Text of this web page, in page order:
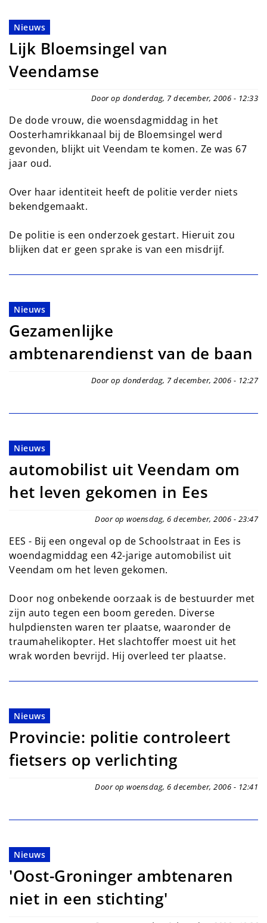
Nieuws
Lijk Bloemsingel van
Veendamse
Door op donderdag, 7 december, 2006 - 12:33
De dode vrouw, die woensdagmiddag in het
Oosterhamrikkanaal bij de Bloemsingel werd
gevonden, blijkt uit Veendam te komen. Ze was 67
jaar oud.
Over haar identiteit heeft de politie verder niets
bekendgemaakt.
De politie is een onderzoek gestart. Hieruit zou
blijken dat er geen sprake is van een misdrijf.
Nieuws
Gezamenlijke
ambtenarendienst van de baan
Door op donderdag, 7 december, 2006 - 12:27
Nieuws
automobilist uit Veendam om
het leven gekomen in Ees
Door op woensdag, 6 december, 2006 - 23:47
EES - Bij een ongeval op de Schoolstraat in Ees is
woendagmiddag een 42-jarige automobilist uit
Veendam om het leven gekomen.
Door nog onbekende oorzaak is de bestuurder met
zijn auto tegen een boom gereden. Diverse
hulpdiensten waren ter plaatse, waaronder de
traumahelikopter. Het slachtoffer moest uit het
wrak worden bevrijd. Hij overleed ter plaatse.
Nieuws
Provincie: politie controleert
fietsers op verlichting
Door op woensdag, 6 december, 2006 - 12:41
Nieuws
'Oost-Groninger ambtenaren
niet in een stichting'